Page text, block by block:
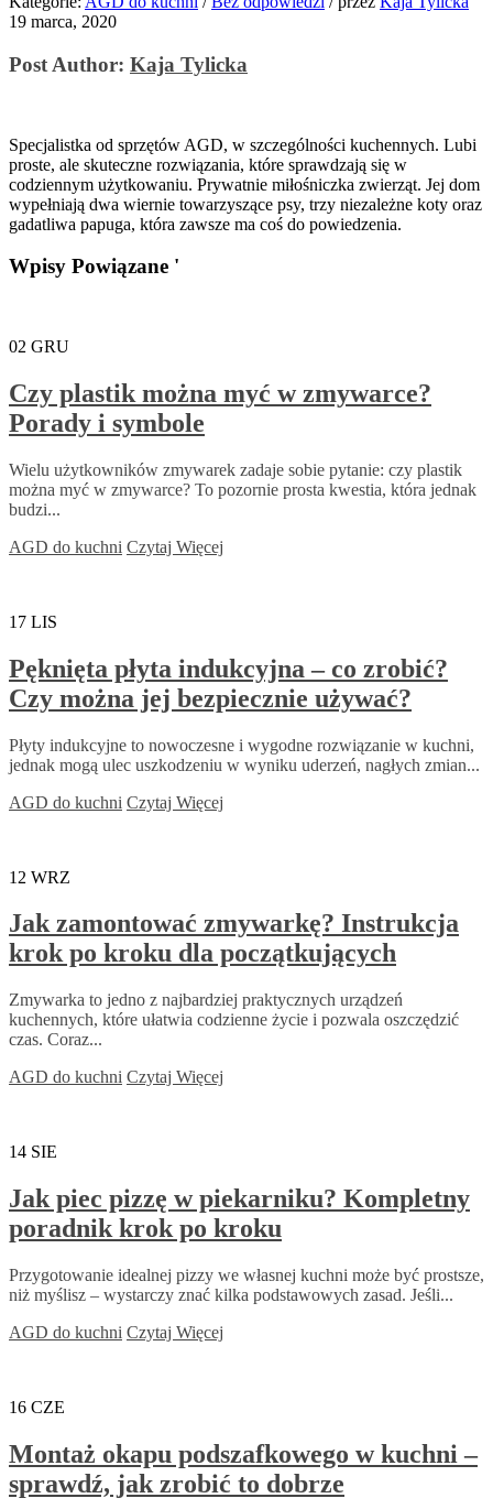
19 marca, 2020
Post Author: Kaja Tylicka
Specjalistka od sprzętów AGD, w szczególności kuchennych. Lubi
proste, ale skuteczne rozwiązania, które sprawdzają się w
codziennym użytkowaniu. Prywatnie miłośniczka zwierząt. Jej dom
wypełniają dwa wiernie towarzyszące psy, trzy niezależne koty oraz
gadatliwa papuga, która zawsze ma coś do powiedzenia.
Wpisy Powiązane '
02 GRU
Czy plastik można myć w zmywarce?
Porady i symbole
Wielu użytkowników zmywarek zadaje sobie pytanie: czy plastik
można myć w zmywarce? To pozornie prosta kwestia, która jednak
budzi...
AGD do kuchni Czytaj Więcej
17 LIS
Pęknięta płyta indukcyjna – co zrobić?
Czy można jej bezpiecznie używać?
Płyty indukcyjne to nowoczesne i wygodne rozwiązanie w kuchni,
jednak mogą ulec uszkodzeniu w wyniku uderzeń, nagłych zmian...
AGD do kuchni Czytaj Więcej
12 WRZ
Jak zamontować zmywarkę? Instrukcja
krok po kroku dla początkujących
Zmywarka to jedno z najbardziej praktycznych urządzeń
kuchennych, które ułatwia codzienne życie i pozwala oszczędzić
czas. Coraz...
AGD do kuchni Czytaj Więcej
14 SIE
Jak piec pizzę w piekarniku? Kompletny
poradnik krok po kroku
Przygotowanie idealnej pizzy we własnej kuchni może być prostsze,
niż myślisz – wystarczy znać kilka podstawowych zasad. Jeśli...
AGD do kuchni Czytaj Więcej
16 CZE
Montaż okapu podszafkowego w kuchni –
sprawdź, jak zrobić to dobrze